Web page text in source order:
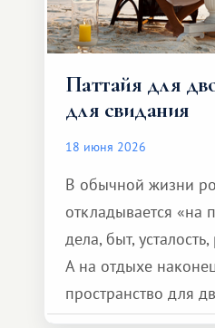
Паттайя для
для свидания
18 июня 2026
В обычной жизни
откладывается «на
дела, быт,
А на отдыхе
пространство для
сделать для